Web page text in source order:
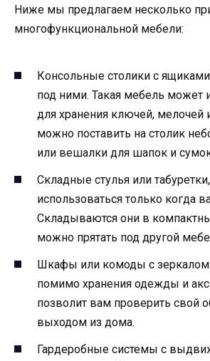
Ниже мы предлагаем несколько
многофункциональной мебели:
Консольные столики с
под ними. Такая мебель может
для хранения ключей, мелочей
можно поставить на столик
или вешалки для шапок и
Складные стулья или
использоваться только когда
Складываются они в
можно прятать под другой
Шкафы или комоды с
помимо хранения одежды и
позволит вам проверить свой
выходом из дома.
Гардеробные системы с